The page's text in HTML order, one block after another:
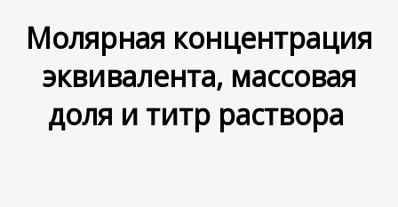
Молярная концентрация
эквивалента, массовая
доля и титр раствора